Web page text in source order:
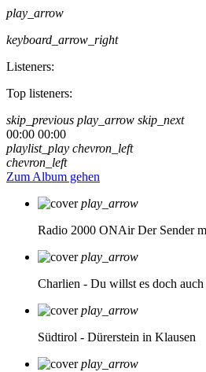
play_arrow
keyboard_arrow_right
Listeners:
Top listeners:
skip_previous play_arrow skip_next
00:00 00:00
playlist_play chevron_left
chevron_left
Zum Album gehen
play_arrow
Radio 2000 ONAir Der Sender
play_arrow
Charlien - Du willst es doch auch
play_arrow
Südtirol - Dürerstein in Klausen
play_arrow